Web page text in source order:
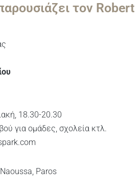
τον Robert
18.30-20.30
για ομάδες, σχολεία κτλ.
Paros